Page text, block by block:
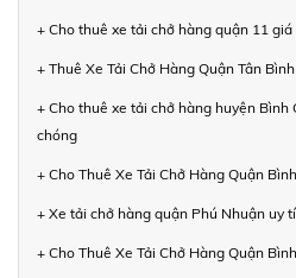
+ Cho thuê xe tải chở hàng quận 11
+ Thuê Xe Tải Chở Hàng Quận Tân
+ Cho thuê xe tải chở hàng huyện Bình
chóng
+ Cho Thuê Xe Tải Chở Hàng Quận
+ Xe tải chở hàng quận Phú Nhuận uy
+ Cho Thuê Xe Tải Chở Hàng Quận